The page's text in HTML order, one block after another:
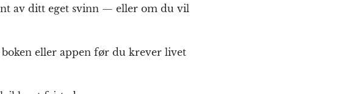
av ditt eget svinn — eller om du vil
eller appen før du krever livet